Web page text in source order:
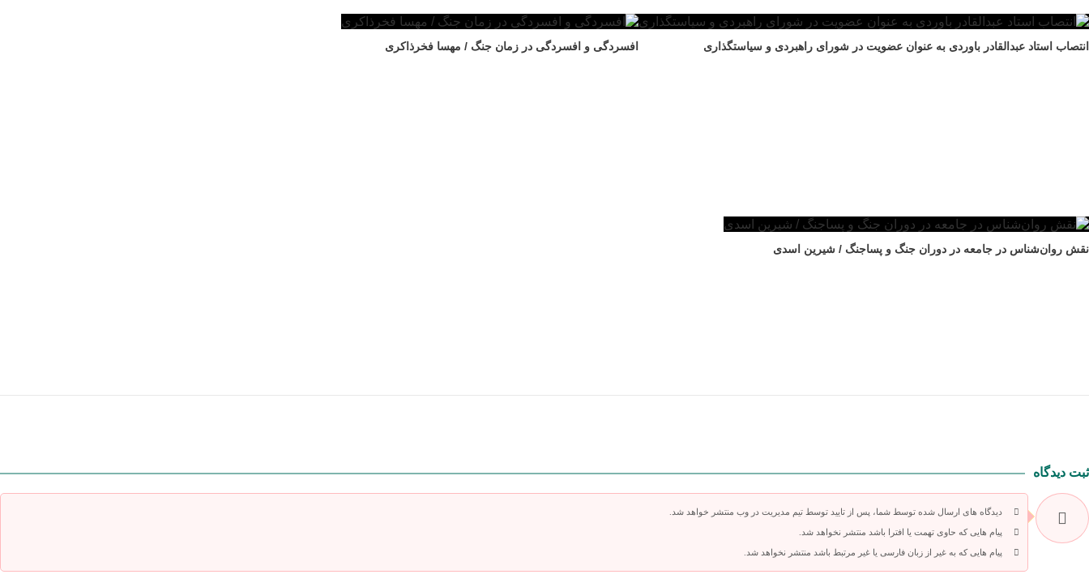
انتصاب استاد عبدالقادر باوردی به عنوان عضویت در شورای راهبردی و سیاستگذاری افسردگی و افسردگی در زمان جنگ / مهسا فخرذاکری
نقش روان‌شناس در جامعه در دوران جنگ و پساجنگ / شیرین اسدی
ثبت دیدگاه
دیدگاه های ارسال شده توسط شما، پس از تایید توسط تیم مدیریت در وب منتشر خواهد شد.
پیام هایی که حاوی تهمت یا افترا باشد منتشر نخواهد شد.
پیام هایی که به غیر از زبان فارسی یا غیر مرتبط باشد منتشر نخواهد شد.